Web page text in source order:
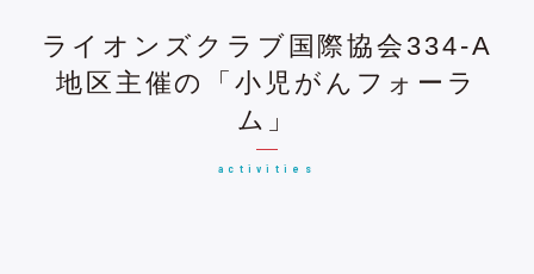
ライオンズクラブ国際協会334-A
地区主催の「小児がんフォーラ
ム」
activities